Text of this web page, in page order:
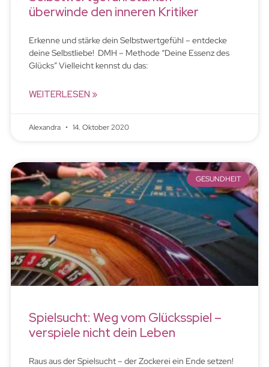
überwinde den inneren Kritiker
Erkenne und stärke dein Selbstwertgefühl – entdecke
deine Selbstliebe! DMH – Methode “Deine Essenz des
Glücks” Vielleicht kennst du das:
WEITERLESEN »
Alexandra 14. Oktober 2020
GESUNDHEIT
Spielsucht: Weg vom Glücksspiel –
verspiele nicht dein Leben
Raus aus der Spielsucht – der Zockerei ein Ende setzen!